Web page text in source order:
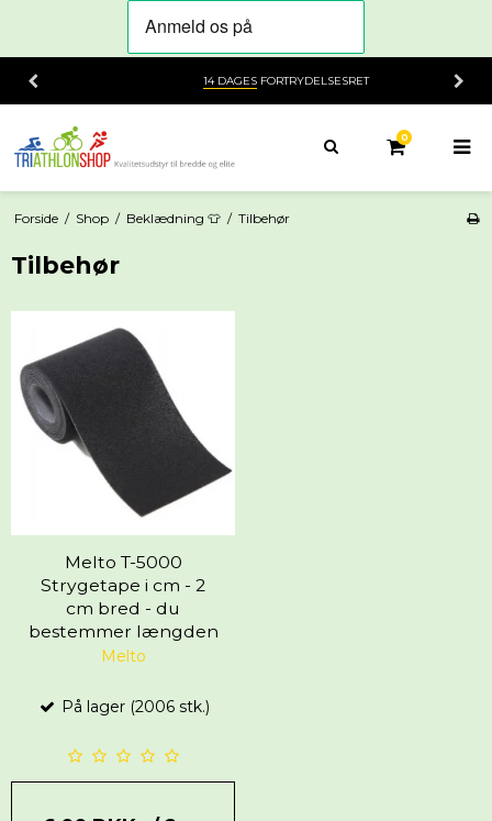
14 DAGESFORTRYDELSESRET
0
Forside / Shop / Beklædning 👕 / Tilbehør
Tilbehør
Melto T-5000
Strygetape i cm - 2
cm bred - du
bestemmer længden
Melto
På lager (2006 stk.)